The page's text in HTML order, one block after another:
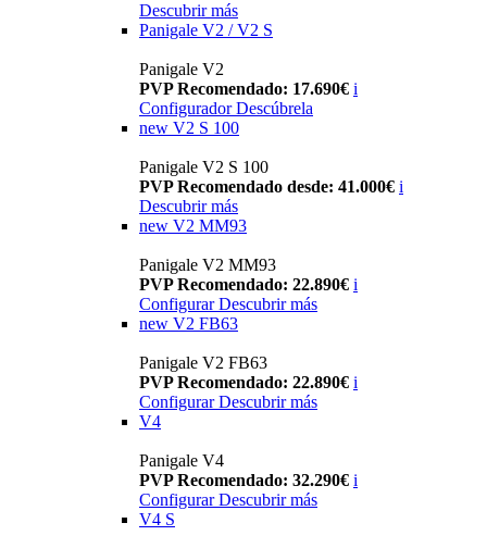
Descubrir más
Panigale V2 / V2 S
Panigale V2
PVP Recomendado: 17.690€ i
Configurador Descúbrela
new V2 S 100
Panigale V2 S 100
PVP Recomendado desde: 41.000€ i
Descubrir más
new V2 MM93
Panigale V2 MM93
PVP Recomendado: 22.890€ i
Configurar Descubrir más
new V2 FB63
Panigale V2 FB63
PVP Recomendado: 22.890€ i
Configurar Descubrir más
V4
Panigale V4
PVP Recomendado: 32.290€ i
Configurar Descubrir más
V4 S